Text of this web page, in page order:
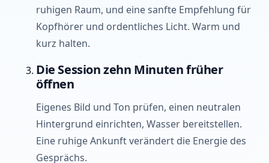
ruhigen Raum, und eine sanfte Empfehlung für
Kopfhörer und ordentliches Licht. Warm und
kurz halten.
Die Session zehn Minuten früher
öffnen
Eigenes Bild und Ton prüfen, einen neutralen
Hintergrund einrichten, Wasser bereitstellen.
Eine ruhige Ankunft verändert die Energie des
Gesprächs.